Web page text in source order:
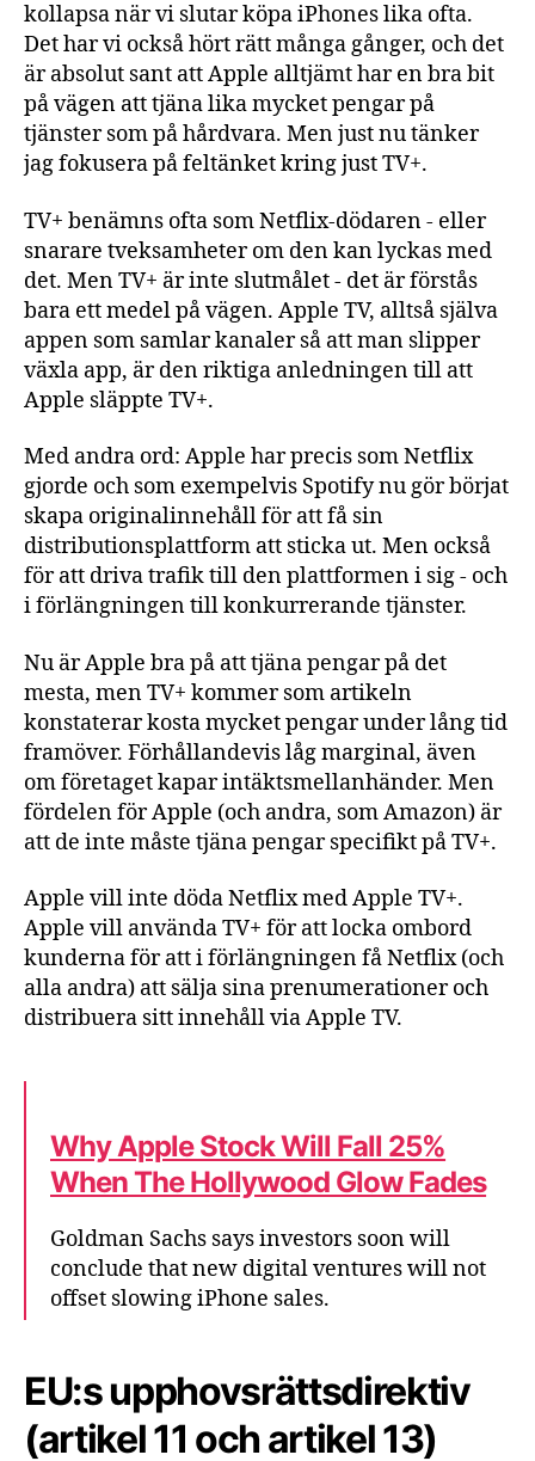
kollapsa när vi slutar köpa iPhones lika ofta.
Det har vi också hört rätt många gånger, och det
är absolut sant att Apple alltjämt har en bra bit
på vägen att tjäna lika mycket pengar på
tjänster som på hårdvara. Men just nu tänker
jag fokusera på feltänket kring just TV+.
TV+ benämns ofta som Netflix-dödaren - eller
snarare tveksamheter om den kan lyckas med
det. Men TV+ är inte slutmålet - det är förstås
bara ett medel på vägen. Apple TV, alltså själva
appen som samlar kanaler så att man slipper
växla app, är den riktiga anledningen till att
Apple släppte TV+.
Med andra ord: Apple har precis som Netflix
gjorde och som exempelvis Spotify nu gör börjat
skapa originalinnehåll för att få sin
distributionsplattform att sticka ut. Men också
för att driva trafik till den plattformen i sig - och
i förlängningen till konkurrerande tjänster.
Nu är Apple bra på att tjäna pengar på det
mesta, men TV+ kommer som artikeln
konstaterar kosta mycket pengar under lång tid
framöver. Förhållandevis låg marginal, även
om företaget kapar intäktsmellanhänder. Men
fördelen för Apple (och andra, som Amazon) är
att de inte måste tjäna pengar specifikt på TV+.
Apple vill inte döda Netflix med Apple TV+.
Apple vill använda TV+ för att locka ombord
kunderna för att i förlängningen få Netflix (och
alla andra) att sälja sina prenumerationer och
distribuera sitt innehåll via Apple TV.
Why Apple Stock Will Fall 25%
When The Hollywood Glow Fades
Goldman Sachs says investors soon will
conclude that new digital ventures will not
offset slowing iPhone sales.
EU:s upphovsrättsdirektiv
(artikel 11 och artikel 13)